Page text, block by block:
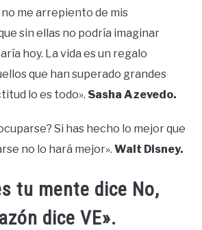
me arrepiento de mis
sin ellas no podría imaginar
hoy. La vida es un regalo
que han superado grandes
lo es todo». Sasha Azevedo.
Si has hecho lo mejor que
no lo hará mejor». Walt Disney.
tu mente dice No,
dice VE».